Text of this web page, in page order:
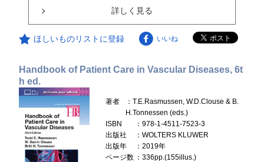
詳しく見る
ほしいものリストに登録 いいね
Handbook of Patient Care in Vascular Diseases, 6t
h ed.
著者
：T.E.Rasmussen, W.D.Clouse & B.
H.Tonnessen (eds.)
ISBN
：978-1-4511-7523-3
出版社
：WOLTERS KLUWER
出版年
：2019年
ページ数 ：336pp.(155illus.)